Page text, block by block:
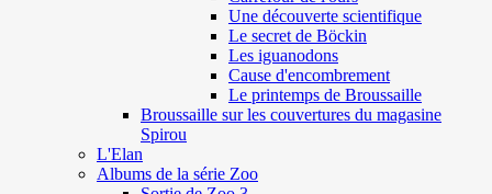
Une découverte scientifique
Le secret de Böckin
Les iguanodons
Cause d'encombrement
Le printemps de Broussaille
Broussaille sur les couvertures du magasine
Spirou
L'Elan
Albums de la série Zoo